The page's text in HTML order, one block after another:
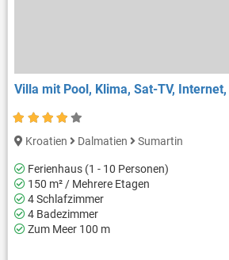
Villa mit Pool, Klima, Sat-TV,
Kroatien Dalmatien Sumartin
Ferienhaus (1 - 10 Personen)
150 m² / Mehrere Etagen
4 Schlafzimmer
4 Badezimmer
Zum Meer 100 m